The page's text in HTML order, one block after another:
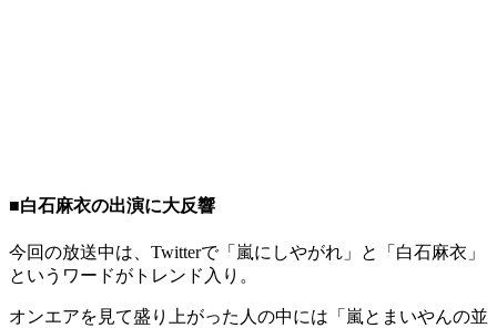
■白石麻衣の出演に大反響
今回の放送中は、Twitterで「嵐にしやがれ」と「白石麻衣」
というワードがトレンド入り。
オンエアを見て盛り上がった人の中には「嵐とまいやんの並